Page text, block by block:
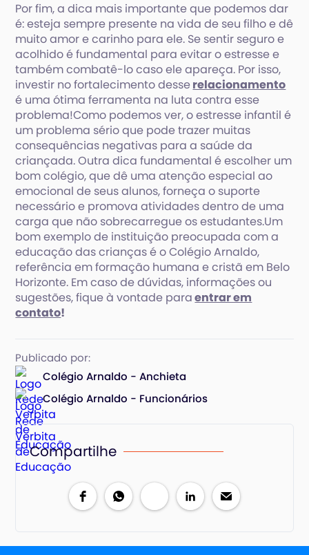
Por fim, a dica mais importante que podemos dar
é: esteja sempre presente na vida de seu filho e dê
muito amor e carinho para ele. Se sentir seguro e
acolhido é fundamental para evitar o estresse e
também combatê-lo caso ele apareça. Por isso,
investir no fortalecimento desserelacionamento
é uma ótima ferramenta na luta contra esse
problema!Como podemos ver, o estresse infantil é
um problema sério que pode trazer muitas
consequências negativas para a saúde da
criançada. Outra dica fundamental é escolher um
bom colégio, que dê uma atenção especial ao
emocional de seus alunos, forneça o suporte
necessário e promova atividades dentro de uma
carga que não sobrecarregue os estudantes.Um
bom exemplo de instituição preocupada com a
educação das crianças é o Colégio Arnaldo,
referência em formação humana e cristã em Belo
Horizonte. Em caso de dúvidas, informações ou
sugestões, fique à vontade paraentrar em
contato!
Publicado por:
Colégio Arnaldo - Anchieta
Colégio Arnaldo - Funcionários
Compartilhe